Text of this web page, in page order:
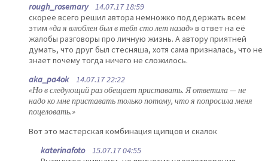
rough_rosemary14.07.17 18:59
скорее всего решил автора немножко поддержать всем
этим «да я влюблен был в тебя сто лет назад»в ответ на её
жалобы разговоры про личную жизнь. А автору приятней
думать, что друг был стесняша, хотя сама призналась, что не
знает почему тогда ничего не сложилось.
aka_pa4ok14.07.17 22:22
«Но в следующий раз обещает приставать. Я ответила — не
надо ко мне приставать только потому, что я попросила меня
поцеловать.»
Вот это мастерская комбинация щипцов и скалок
katerinafoto15.07.17 04:55